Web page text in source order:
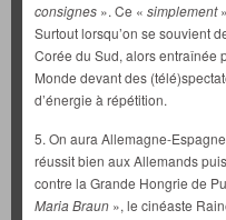
consignes ». Ce « simplement
Surtout lorsqu’on se souvient
Corée du Sud, alors entraînée
Monde devant des
d’énergie à répétition.
5. On aura Allemagne-
réussit bien aux Allemands
contre la Grande Hongrie de
Maria Braun », le cinéaste